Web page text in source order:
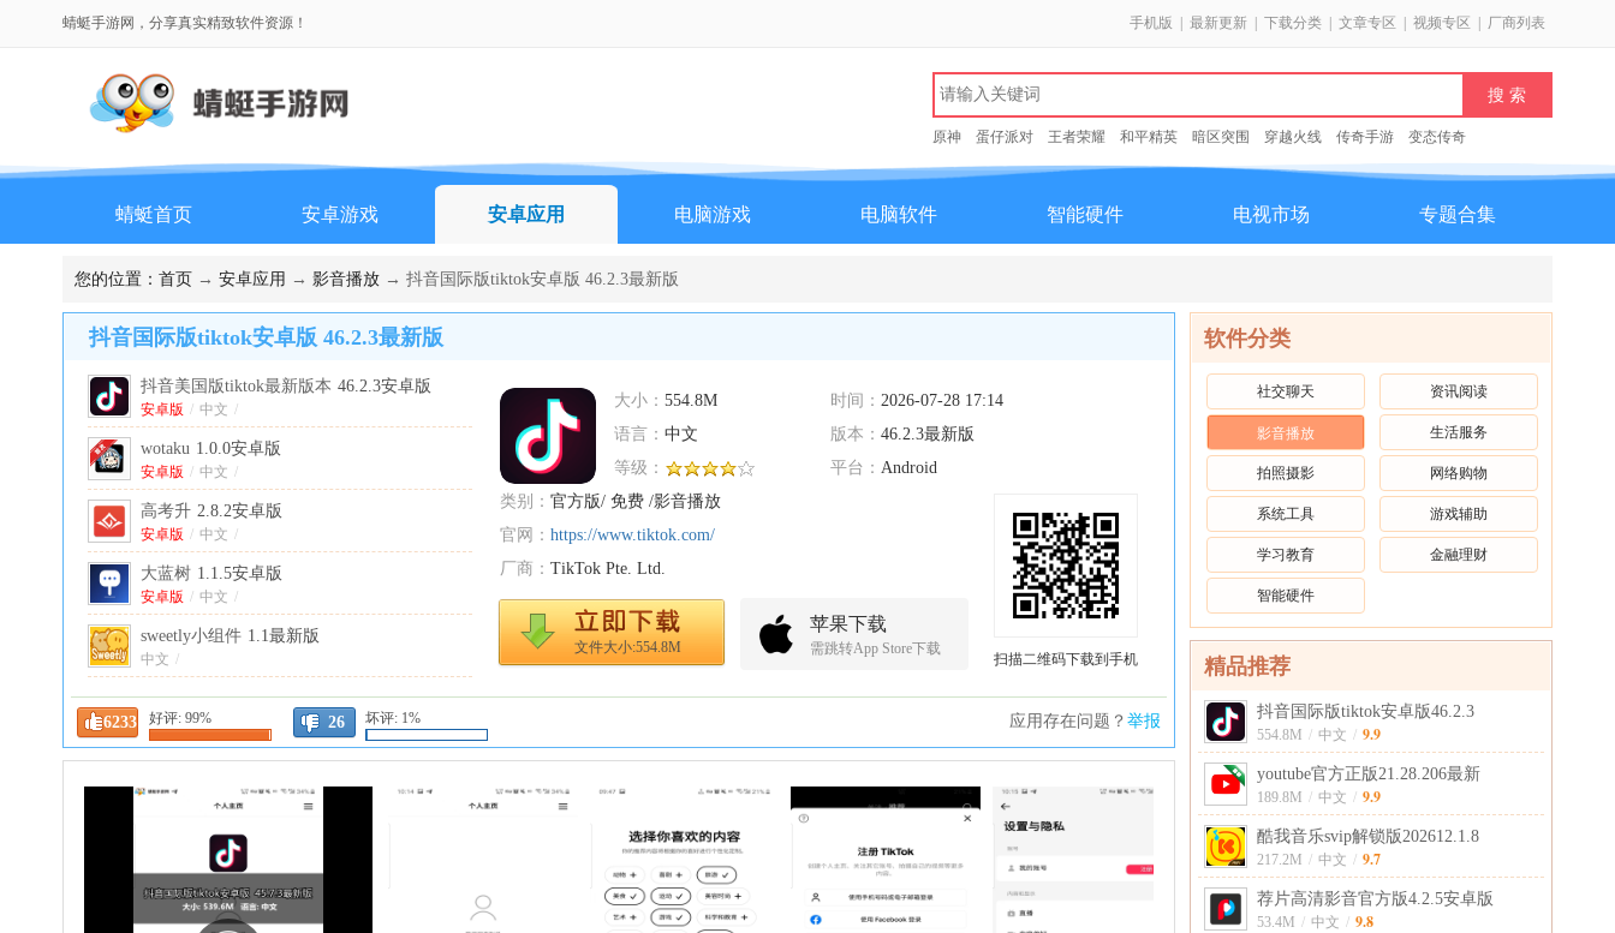
蜻蜓手游网，分享真实精致软件资源！ 手机版 最新更新 下载分类 文章专区 视频专区 厂商列表
原神 蛋仔派对 王者荣耀 和平精英 暗区突围 穿越火线 传奇手游 变态传奇
蜻蜓首页 安卓游戏 安卓应用 电脑游戏 电脑软件 智能硬件 电视市场 专题合集
排行榜
您的位置： 首页 → 安卓应用 → 影音播放 → 抖音国际版tiktok安卓版 46.2.3最新版
抖音国际版tiktok安卓版 46.2.3最新版
大小： 554.8M 时间： 2026-07-28 17:14
语言： 中文 版本： 46.2.3最新版
等级：
平台： Android
类别： 官方版/ 免费 /影音播放
官网： https://www.tiktok.com/
厂商： TikTok Pte. Ltd.
文件大小:554.8M
苹果下载
需跳转App Store下载
6233 好评: 99% 26 坏评: 1% 应用存在问题？ 举报
抖音美国版tiktok最新版本 46.2.3安卓版
安卓版 / 中文 /
wotaku 1.0.0安卓版
安卓版 / 中文 /
高考升 2.8.2安卓版
安卓版 / 中文 /
大蓝树 1.1.5安卓版
安卓版 / 中文 /
sweetly小组件 1.1最新版
中文 /
小满家app 5.1.1安卓版
安卓版 / 中文
小米手机管家最新版 12.7.6-260720.0.1安卓
版
安卓版
必应搜索国际版bing 33.8.440724002手机版
扫描二维码下载到手机
软件分类
社交聊天 资讯阅读
影音播放 生活服务
拍照摄影 网络购物
系统工具 游戏辅助
学习教育 金融理财
智能硬件
精品推荐
抖音国际版tiktok安卓版46.2.3
554.8M / 中文 / 9.9
youtube官方正版21.28.206最新
189.8M / 中文 / 9.9
酷我音乐svip解锁版202612.1.8
217.2M / 中文 / 9.7
荐片高清影音官方版4.2.5安卓版
53.4M / 中文 / 9.8